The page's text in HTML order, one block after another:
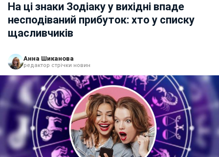
На ці знаки Зодіаку у вихідні впаде
несподіваний прибуток: хто у списку
щасливчиків
Анна Шиканова
редактор стрічки новин